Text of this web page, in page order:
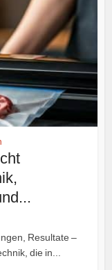
Resultate –
die in...